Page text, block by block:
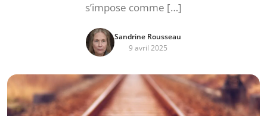
s’impose comme […]
Sandrine Rousseau
9 avril 2025